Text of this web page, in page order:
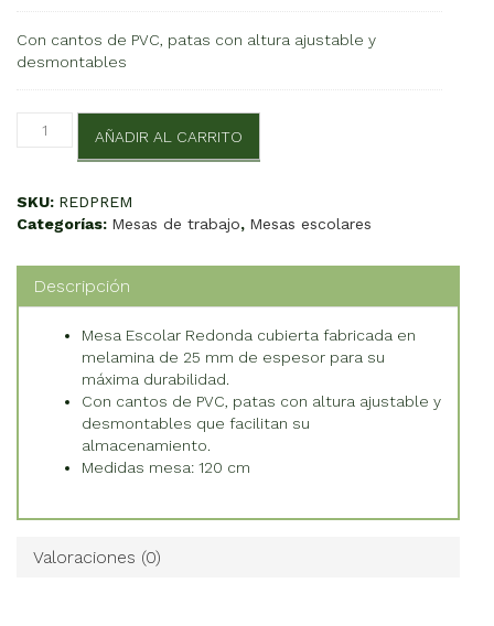
Con cantos de PVC, patas con altura ajustable y
desmontables
Redonda
cantidad
AÑADIR AL CARRITO
SKU: REDPREM
Categorías: Mesas de trabajo, Mesas escolares
Descripción
Mesa Escolar Redonda cubierta fabricada en
melamina de 25 mm de espesor para su
máxima durabilidad.
Con cantos de PVC, patas con altura ajustable y
desmontables que facilitan su
almacenamiento.
Medidas mesa: 120 cm
Valoraciones (0)